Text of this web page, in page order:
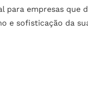
para empresas
e sofisticação da